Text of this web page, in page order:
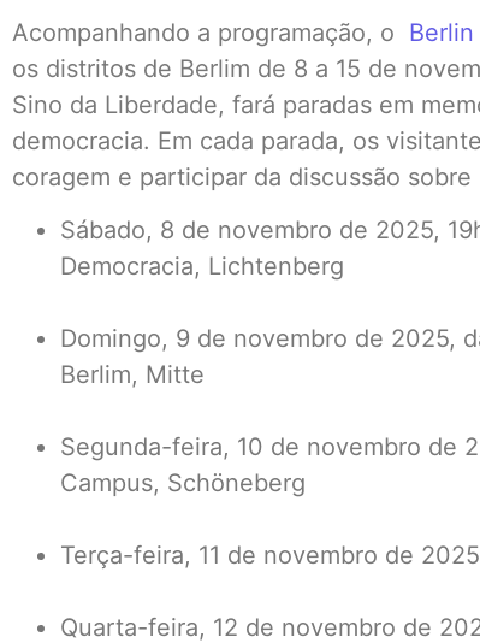
Acompanhando a programação, o
os distritos de Berlim de 8 a 15 de
Sino da Liberdade, fará paradas em
democracia. Em cada parada, os
coragem e participar da discussão
Sábado, 8 de novembro de 2025,
Democracia, Lichtenberg
Domingo, 9 de novembro de 2025,
Berlim, Mitte
Segunda-feira, 10 de novembro de
Campus, Schöneberg
Terça-feira, 11 de novembro de
Quarta-feira, 12 de novembro de